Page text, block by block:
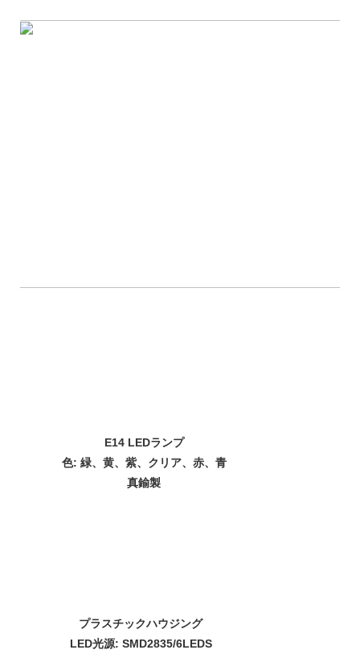
E14 LEDランプ
色: 緑、黄、紫、クリア、赤、青
真鍮製
プラスチックハウジング
LED光源: SMD2835/6LEDS